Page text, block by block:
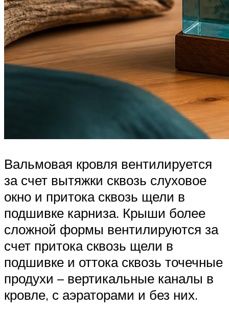
Вальмовая кровля вентилируется
за счет вытяжки сквозь слуховое
окно и притока сквозь щели в
подшивке карниза. Крыши более
сложной формы вентилируются за
счет притока сквозь щели в
подшивке и оттока сквозь точечные
продухи – вертикальные каналы в
кровле, с аэраторами и без них.